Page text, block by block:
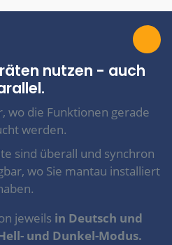
nutzen - auch
wo die Funktionen gerade
werden.
sind überall und synchron
wo Sie mantau installiert
jeweils in Deutsch und
und Dunkel-Modus.